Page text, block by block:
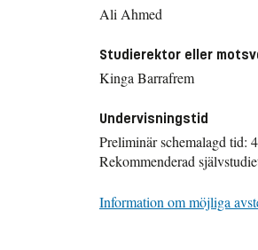
Ali Ahmed
Studierektor eller
Kinga Barrafrem
Undervisningstid
Preliminär schemalagd tid:
Rekommenderad
Information om möjliga